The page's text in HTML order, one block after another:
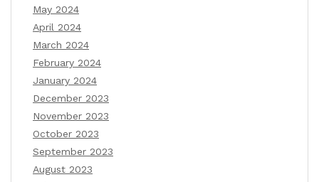
May 2024
April 2024
March 2024
February 2024
January 2024
December 2023
November 2023
October 2023
September 2023
August 2023